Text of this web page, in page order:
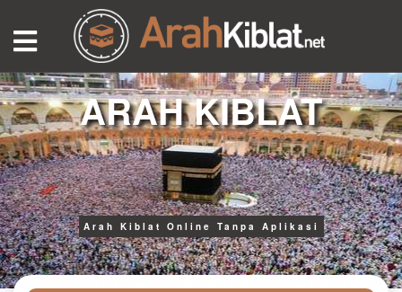
ARAH KIBLAT
Arah Kiblat Online Tanpa Aplikasi